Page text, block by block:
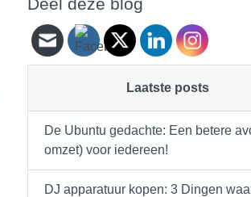
Laatste posts
De Ubuntu gedachte: Een betere
omzet) voor iedereen!
DJ apparatuur kopen: 3 Dingen